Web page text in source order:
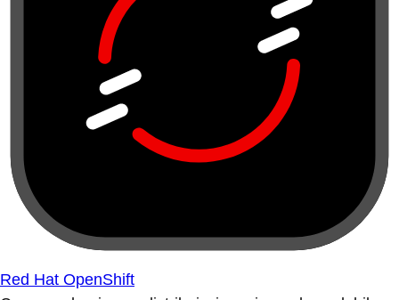
Red Hat OpenShift